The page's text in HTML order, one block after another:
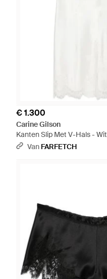
€ 1.300
Carine Gilson
Kanten Slip Met V-Hals - Wit
Van FARFETCH